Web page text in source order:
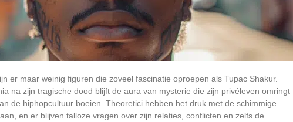
er maar weinig figuren die zoveel fascinatie oproepen als Tupac Shakur.
na zijn tragische dood blijft de aura van mysterie die zijn privéleven omringt
de hiphopcultuur boeien. Theoretici hebben het druk met de schimmige
en er blijven talloze vragen over zijn relaties, conflicten en zelfs de